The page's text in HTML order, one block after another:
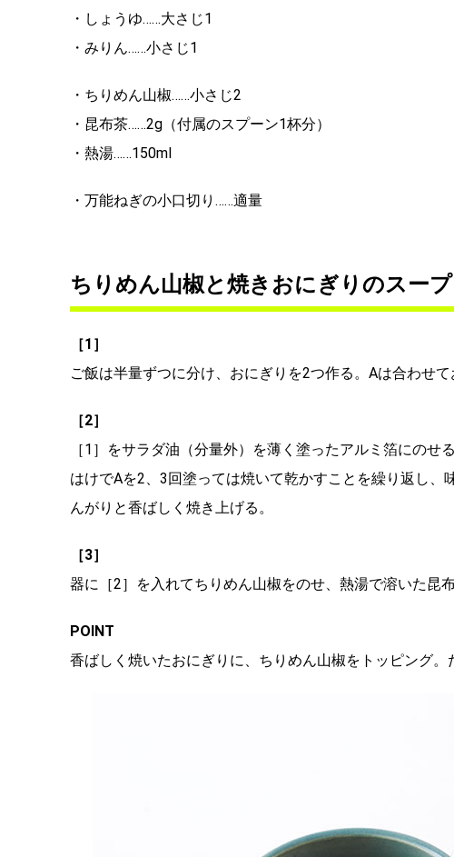
・しょうゆ……大さじ1
・みりん……小さじ1
・ちりめん山椒……小さじ2
・昆布茶……2g（付属のスプーン1杯分）
・熱湯……150ml
・万能ねぎの小口切り……適量
ちりめん山椒と焼きおにぎりのスー
［1］
ご飯は半量ずつに分け、おにぎりを2つ作る。Aは合わせて
［2］
［1］をサラダ油（分量外）を薄く塗ったアルミ箔にのせ
はけでAを2、3回塗っては焼いて乾かすことを繰り返し
んがりと香ばしく焼き上げる。
［3］
器に［2］を入れてちりめん山椒をのせ、熱湯で溶いた昆
POINT
香ばしく焼いたおにぎりに、ちりめん山椒をトッピング。